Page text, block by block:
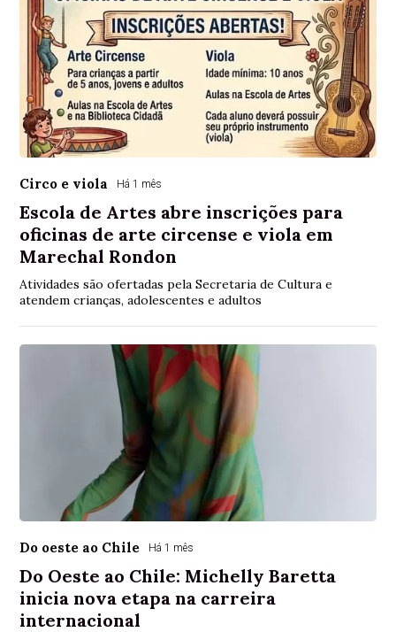
Circo e viola Há 1 mês
Escola de Artes abre inscrições para
oficinas de arte circense e viola em
Marechal Rondon
Atividades são ofertadas pela Secretaria de Cultura e
atendem crianças, adolescentes e adultos
Do oeste ao Chile Há 1 mês
Do Oeste ao Chile: Michelly Baretta
inicia nova etapa na carreira
internacional